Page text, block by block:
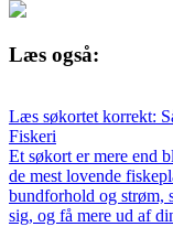
Læs også:
Læs søkortet korrekt:
Fiskeri
Et søkort er mere end
de mest lovende
bundforhold og strøm,
sig, og få mere ud af